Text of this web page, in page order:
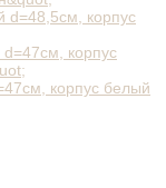
d=48,5см, корпус
корпус белый